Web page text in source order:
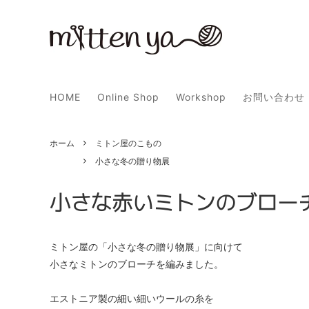
ミトン屋の指出しミトン
HOME
Online Shop Workshop お問い合わせ
ホーム
ミトン屋のこもの
小さな冬の贈り物展
小さな赤いミトンのブロー
ミトン屋の「小さな冬の贈り物展」に向けて
小さなミトンのブローチを編みました。
エストニア製の細い細いウールの糸を